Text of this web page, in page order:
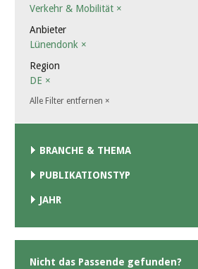
Verkehr & Mobilität ×
Anbieter
Lünendonk ×
Region
DE ×
Alle Filter entfernen ×
BRANCHE & THEMA
PUBLIKATIONSTYP
JAHR
Nicht das Passende gefunden?